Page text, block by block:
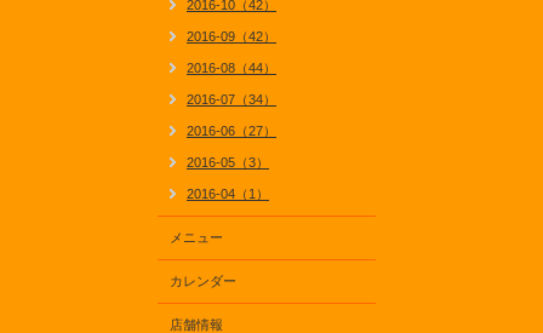
2016-10（42）
2016-09（42）
2016-08（44）
2016-07（34）
2016-06（27）
2016-05（3）
2016-04（1）
メニュー
カレンダー
店舗情報